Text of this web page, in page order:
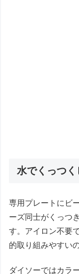
水でくっつく
専用プレートにビ
ーズ同士がくっつ
す。アイロン不要
的取り組みやすい
ダイソーではカラ